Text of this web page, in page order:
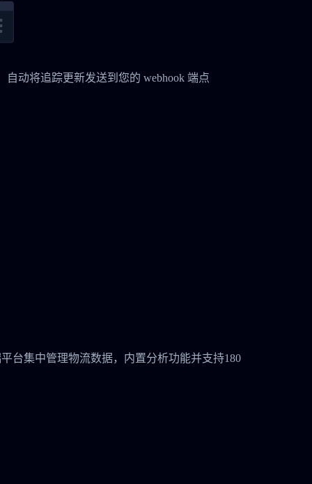
自动将追踪更新发送到您的 webhook 端点
台集中管理物流数据，内置分析功能并支持180